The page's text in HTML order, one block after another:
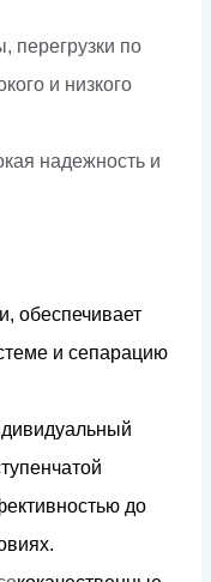
перегрузки по
и низкого
надежность и
и, обеспечивает
теме и сепарацию
дивидуальный
тупенчатой
ективностью до
виях.